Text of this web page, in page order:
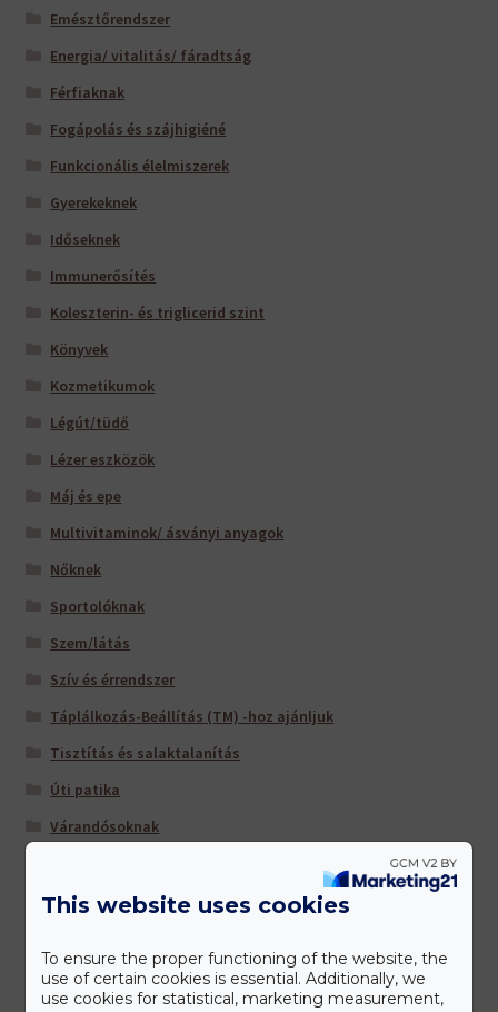
Emésztőrendszer
Energia/ vitalitás/ fáradtság
Férfiaknak
Fogápolás és szájhigiéné
Funkcionális élelmiszerek
Gyerekeknek
Időseknek
Immunerősítés
Koleszterin- és triglicerid szint
Könyvek
Kozmetikumok
Légút/tüdő
Lézer eszközök
Máj és epe
Multivitaminok/ ásványi anyagok
Nőknek
Sportolóknak
Szem/látás
Szív és érrendszer
Táplálkozás-Beállítás (TM) -hoz ajánljuk
Tisztítás és salaktalanítás
Úti patika
Várandósoknak
Gyártóink
This website uses cookies
To ensure the proper functioning of the website, the
use of certain cookies is essential. Additionally, we
use cookies for statistical, marketing measurement,